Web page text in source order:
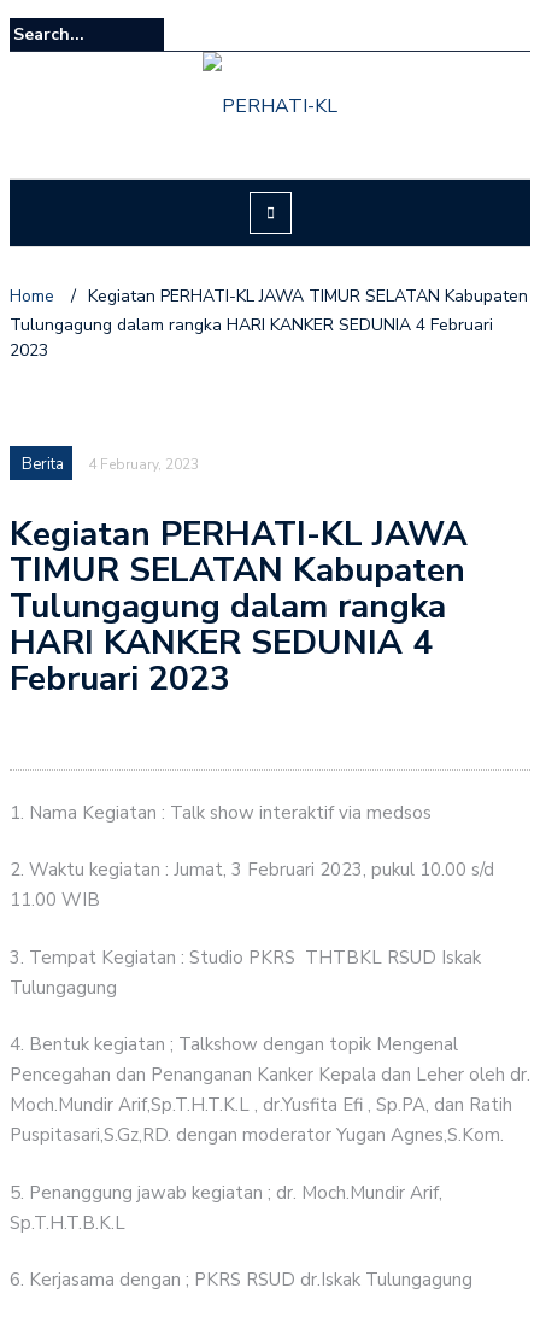
Home / Kegiatan PERHATI-KL JAWA TIMUR SELATAN Kabupaten
Tulungagung dalam rangka HARI KANKER SEDUNIA 4 Februari
2023
Berita 4 February, 2023
Kegiatan PERHATI-KL JAWA
TIMUR SELATAN Kabupaten
Tulungagung dalam rangka
HARI KANKER SEDUNIA 4
Februari 2023
1. Nama Kegiatan : Talk show interaktif via medsos
2. Waktu kegiatan : Jumat, 3 Februari 2023, pukul 10.00 s/d
11.00 WIB
3. Tempat Kegiatan : Studio PKRS THTBKL RSUD Iskak
Tulungagung
4. Bentuk kegiatan ; Talkshow dengan topik Mengenal
Pencegahan dan Penanganan Kanker Kepala dan Leher oleh dr.
Moch.Mundir Arif,Sp.T.H.T.K.L , dr.Yusfita Efi , Sp.PA, dan Ratih
Puspitasari,S.Gz,RD. dengan moderator Yugan Agnes,S.Kom.
5. Penanggung jawab kegiatan ; dr. Moch.Mundir Arif,
Sp.T.H.T.B.K.L
6. Kerjasama dengan ; PKRS RSUD dr.Iskak Tulungagung